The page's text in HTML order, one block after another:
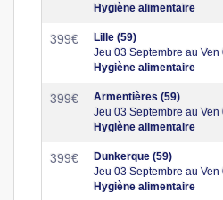
Hygiène alimentaire
399€
Lille (59)
Jeu 03 Septembre au
Hygiène alimentaire
399€
Armentières (59)
Jeu 03 Septembre au
Hygiène alimentaire
399€
Dunkerque (59)
Jeu 03 Septembre au
Hygiène alimentaire